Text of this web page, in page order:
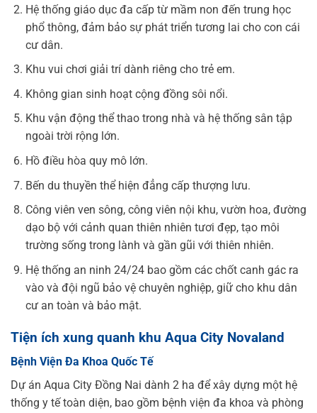
Hệ thống giáo dục đa cấp từ mầm non đến trung học
phổ thông, đảm bảo sự phát triển tương lai cho con cái
cư dân.
Khu vui chơi giải trí dành riêng cho trẻ em.
Không gian sinh hoạt cộng đồng sôi nổi.
Khu vận động thể thao trong nhà và hệ thống sân tập
ngoài trời rộng lớn.
Hồ điều hòa quy mô lớn.
Bến du thuyền thể hiện đẳng cấp thượng lưu.
Công viên ven sông, công viên nội khu, vườn hoa, đường
dạo bộ với cảnh quan thiên nhiên tươi đẹp, tạo môi
trường sống trong lành và gần gũi với thiên nhiên.
Hệ thống an ninh 24/24 bao gồm các chốt canh gác ra
vào và đội ngũ bảo vệ chuyên nghiệp, giữ cho khu dân
cư an toàn và bảo mật.
Tiện ích xung quanh khu Aqua City Novaland
Bệnh Viện Đa Khoa Quốc Tế
Dự án Aqua City Đồng Nai dành 2 ha để xây dựng một hệ
thống y tế toàn diện, bao gồm bệnh viện đa khoa và phòng